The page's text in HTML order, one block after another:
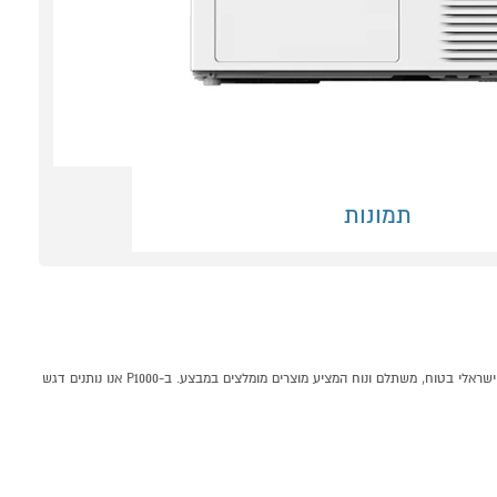
תמונות
מייבש כביסה 8 ק"ג MIDEA HEAT PUMP MD110H80WB/W-IL קונים אונליין בקטגוריית מייבש כביסה עם קונדנסור - מעבה במחלקת כביסה, ייבוש ומדיחים בP1000 - אתר קניות ישראלי בטוח, משתלם ונוח המציע מוצרים מומלצים במבצע. ב-P1000 אנו נותנים דגש